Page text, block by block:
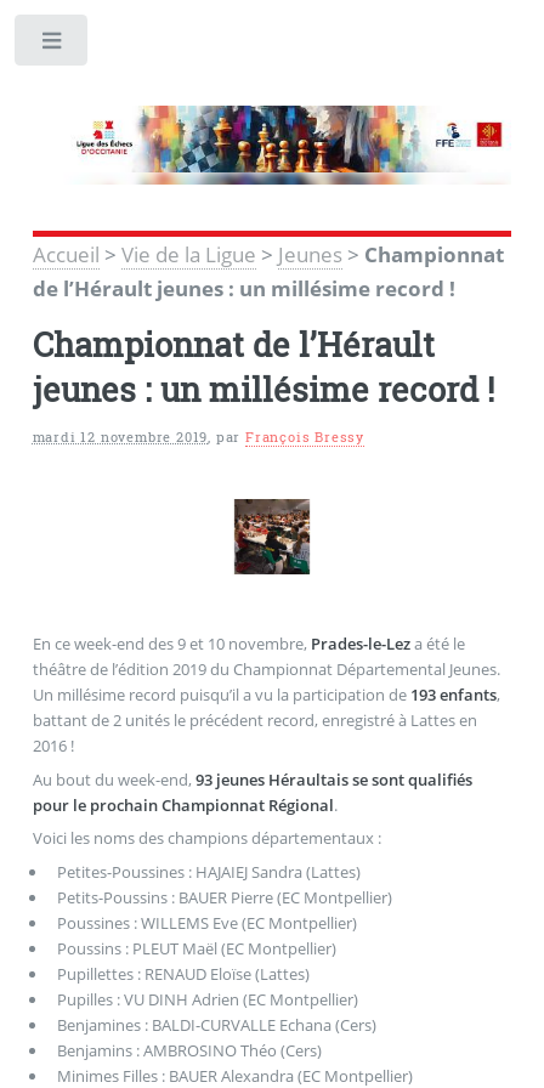
Accueil > Vie de la Ligue > Jeunes> Championnat
de l’Hérault jeunes : un millésime record !
Championnat de l’Hérault
jeunes : un millésime record !
mardi 12 novembre 2019, parFrançois Bressy
En ce week-end des 9 et 10 novembre, Prades-le-Leza été le
théâtre de l’édition 2019 du Championnat Départemental Jeunes.
Un millésime record puisqu’il a vu la participation de 193 enfants,
battant de 2 unités le précédent record, enregistré à Lattes en
2016 !
Au bout du week-end, 93 jeunes Héraultais se sont qualifiés
pour le prochain Championnat Régional.
Voici les noms des champions départementaux :
Petites-Poussines : HAJAIEJ Sandra (Lattes)
Petits-Poussins : BAUER Pierre (EC Montpellier)
Poussines : WILLEMS Eve (EC Montpellier)
Poussins : PLEUT Maël (EC Montpellier)
Pupillettes : RENAUD Eloïse (Lattes)
Pupilles : VU DINH Adrien (EC Montpellier)
Benjamines : BALDI-CURVALLE Echana (Cers)
Benjamins : AMBROSINO Théo (Cers)
Minimes Filles : BAUER Alexandra (EC Montpellier)